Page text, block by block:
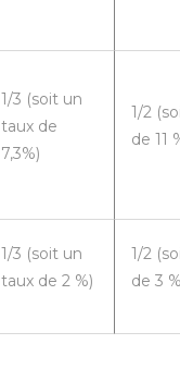
1/3 (soit un
taux de
7,3%)
1/2
de 11
1/3 (soit un
taux de 2 %)
1/2
de 3